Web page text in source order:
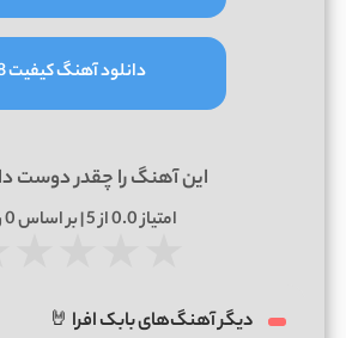
دانلود آهنگ کیفیت 128
این آهنگ را چقدر دوست
امتیاز0.0از 5 | بر اساس 0
دیگر آهنگ‌های بابک افرا 🤘